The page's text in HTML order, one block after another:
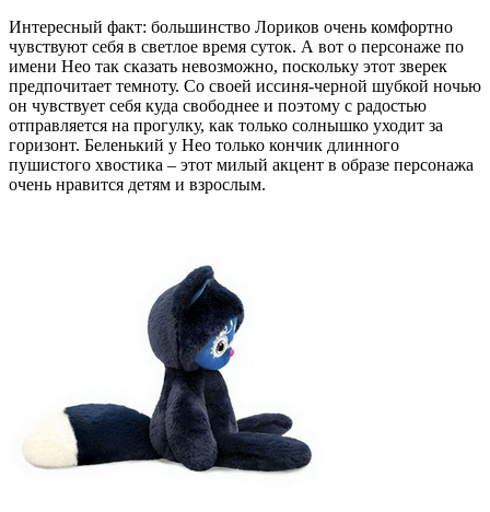
Интересный факт: большинство Лориков очень комфортно
чувствуют себя в светлое время суток. А вот о персонаже по
имени Нео так сказать невозможно, поскольку этот зверек
предпочитает темноту. Со своей иссиня-черной шубкой ночью
он чувствует себя куда свободнее и поэтому с радостью
отправляется на прогулку, как только солнышко уходит за
горизонт. Беленький у Нео только кончик длинного
пушистого хвостика – этот милый акцент в образе персонажа
очень нравится детям и взрослым.